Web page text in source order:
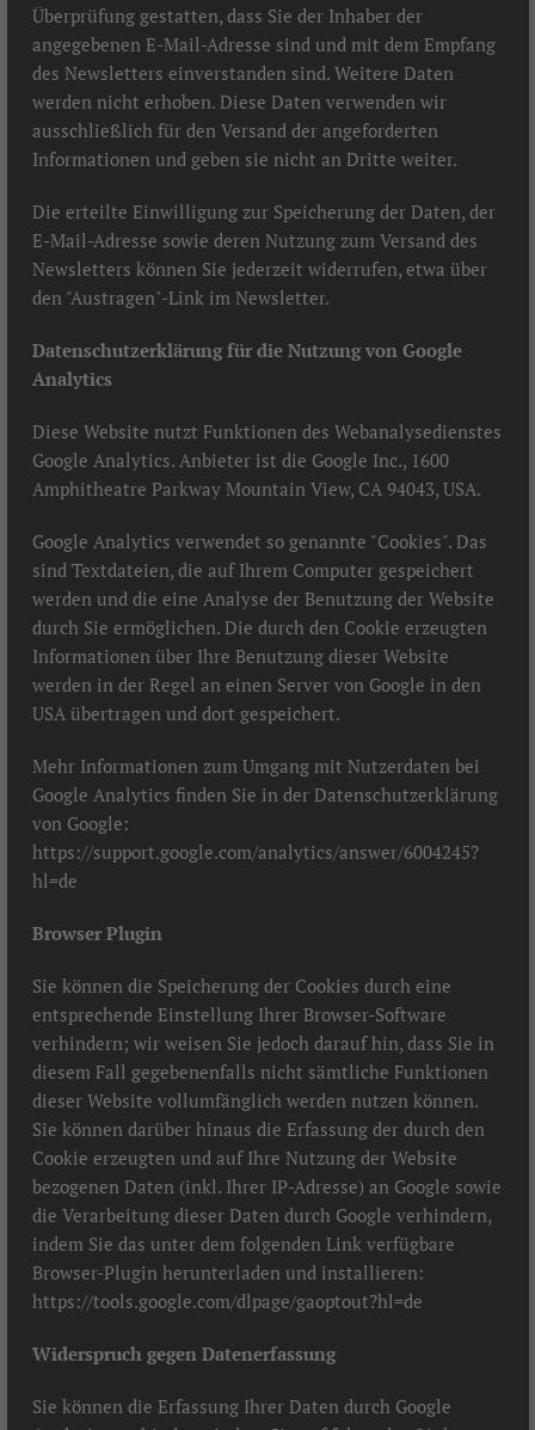
Überprüfung gestatten, dass Sie der Inhaber der
angegebenen E-Mail-Adresse sind und mit dem Empfang
des Newsletters einverstanden sind. Weitere Daten
werden nicht erhoben. Diese Daten verwenden wir
ausschließlich für den Versand der angeforderten
Informationen und geben sie nicht an Dritte weiter.
Die erteilte Einwilligung zur Speicherung der Daten, der
E-Mail-Adresse sowie deren Nutzung zum Versand des
Newsletters können Sie jederzeit widerrufen, etwa über
den "Austragen"-Link im Newsletter.
Datenschutzerklärung für die Nutzung von Google
Analytics
Diese Website nutzt Funktionen des Webanalysedienstes
Google Analytics. Anbieter ist die Google Inc., 1600
Amphitheatre Parkway Mountain View, CA 94043, USA.
Google Analytics verwendet so genannte "Cookies". Das
sind Textdateien, die auf Ihrem Computer gespeichert
werden und die eine Analyse der Benutzung der Website
durch Sie ermöglichen. Die durch den Cookie erzeugten
Informationen über Ihre Benutzung dieser Website
werden in der Regel an einen Server von Google in den
USA übertragen und dort gespeichert.
Mehr Informationen zum Umgang mit Nutzerdaten bei
Google Analytics finden Sie in der Datenschutzerklärung
von Google:
https://support.google.com/analytics/answer/6004245?
hl=de
Browser Plugin
Sie können die Speicherung der Cookies durch eine
entsprechende Einstellung Ihrer Browser-Software
verhindern; wir weisen Sie jedoch darauf hin, dass Sie in
diesem Fall gegebenenfalls nicht sämtliche Funktionen
dieser Website vollumfänglich werden nutzen können.
Sie können darüber hinaus die Erfassung der durch den
Cookie erzeugten und auf Ihre Nutzung der Website
bezogenen Daten (inkl. Ihrer IP-Adresse) an Google sowie
die Verarbeitung dieser Daten durch Google verhindern,
indem Sie das unter dem folgenden Link verfügbare
Browser-Plugin herunterladen und installieren:
https://tools.google.com/dlpage/gaoptout?hl=de
Widerspruch gegen Datenerfassung
Sie können die Erfassung Ihrer Daten durch Google